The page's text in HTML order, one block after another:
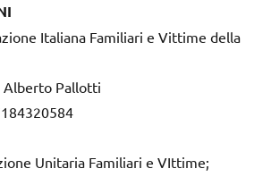
Italiana Familiari e Vittime della
Alberto Pallotti
Unitaria Familiari e VIttime;